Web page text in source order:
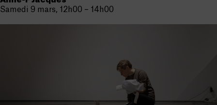
Samedi 9 mars, 12h00 – 14h00